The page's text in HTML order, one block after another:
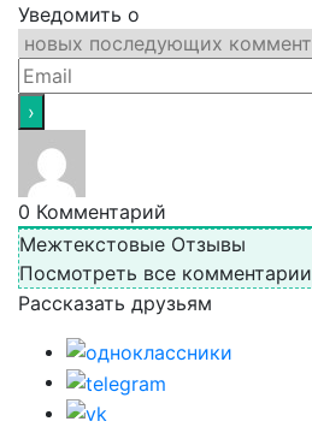
Уведомить о
0 Комментарий
Межтекстовые Отзывы
Посмотреть все комментарии
Рассказать друзьям